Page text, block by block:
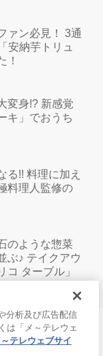
ァン必見！ 3通
安納芋トリュ
！
変身!? 新感覚
キ」でおうち
る!! 料理に加え
料理人監修の
のような惣菜
アウ
コ ターブル」
分析及び広告配信
は「メ～テレウェ
～テレウェブサイ